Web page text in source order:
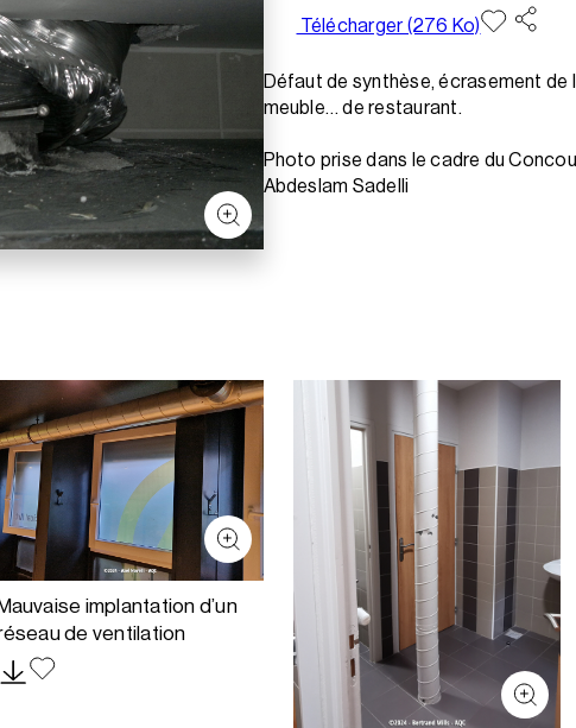
Télécharger (276 Ko)
Défaut de synthèse, écrasement de
meuble… de restaurant.
Photo prise dans le cadre du
Abdeslam Sadelli
Mauvaise implantation d’un
de ventilation